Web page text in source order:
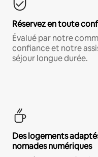
Réservez en toute
Évalué par notre
confiance et notre
séjour longue durée.
Des logements
nomades numériques